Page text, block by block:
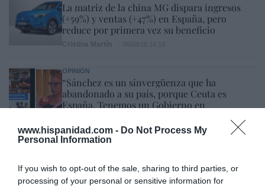
www.hispanidad.com - Do Not Process My
Personal Information
If you wish to opt-out of the sale, sharing to third parties, or
processing of your personal or sensitive information for
La matriz de la china MG dispara ingresos
(+59%) y ventas (+47%) en España, pero
reduce por primera vez su beneficio
OPINIÓN
“Sánchez es un sinvergüenza que ha
abandonado a su país, porque Ceuta es
España. Tenemos un Gobierno en
Hispanidad 06/08/26 11:30
Eulogio López 06/08/26 07:58